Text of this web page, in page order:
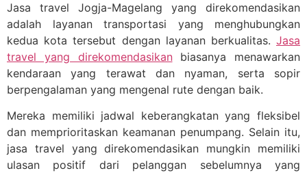
Jasa travel Jogja-Magelang yang direkomendasikan
adalah layanan transportasi yang menghubungkan
kedua kota tersebut dengan layanan berkualitas. Jasa
travel yang direkomendasikanbiasanya menawarkan
kendaraan yang terawat dan nyaman, serta sopir
berpengalaman yang mengenal rute dengan baik.
Mereka memiliki jadwal keberangkatan yang fleksibel
dan memprioritaskan keamanan penumpang. Selain itu,
jasa travel yang direkomendasikan mungkin memiliki
ulasan positif dari pelanggan sebelumnya yang